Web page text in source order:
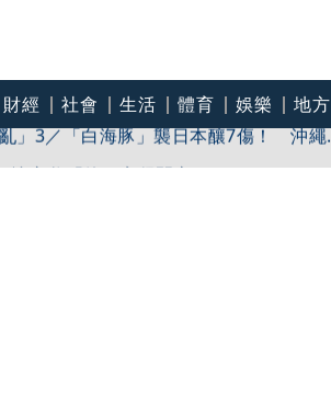
財經 社會 生活 體育 娛樂 地方
」3／「白海豚」襲日本釀7傷！ 沖繩
亡父「他一定很開心」